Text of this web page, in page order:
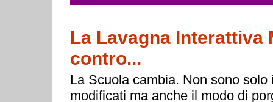
La Lavagna Interattiva
contro...
La Scuola cambia. Non sono
modificati ma anche il modo di